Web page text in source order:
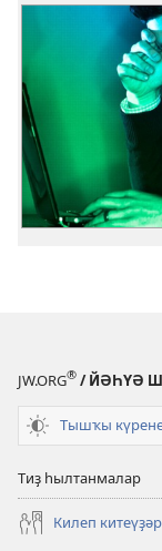
JW.ORG® / ЙӘҺҮӘ
Тышҡы
Тиҙ һылтанмалар
Килеп